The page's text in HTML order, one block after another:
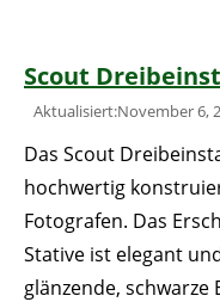
Scout
Aktualisiert:November 6,
Das Scout
hochwertig
Fotografen. Das
Stative ist elegant
glänzende,